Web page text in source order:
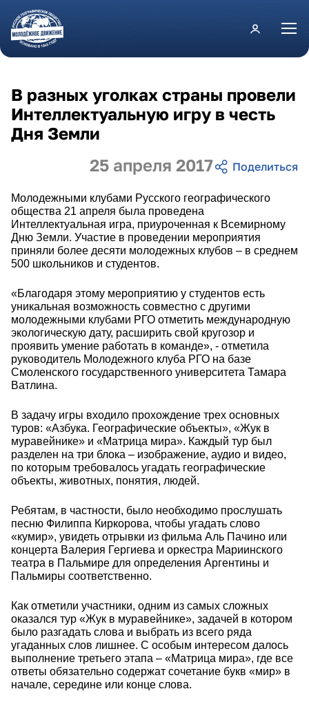
Перейти к основному содержанию
25 апреля 2017
В разных уголках страны провели
Интеллектуальную игру в честь
Дня Земли
Молодежными клубами Русского географического
общества 21 апреля была проведена
Интеллектуальная игра, приуроченная к Всемирному
Дню Земли. Участие в проведении мероприятия
приняли более десяти молодежных клубов – в среднем
500 школьников и студентов.
«Благодаря этому мероприятию у студентов есть
уникальная возможность совместно с другими
молодежными клубами РГО отметить международную
экологическую дату, расширить свой кругозор и
проявить умение работать в команде», - отметила
руководитель Молодежного клуба РГО на базе
Смоленского государственного университета Тамара
Ватлина.
В задачу игры входило прохождение трех основных
туров: «Азбука. Географические объекты», «Жук в
муравейнике» и «Матрица мира». Каждый тур был
разделен на три блока – изображение, аудио и видео,
по которым требовалось угадать географические
объекты, животных, понятия, людей.
Ребятам, в частности, было необходимо прослушать
песню Филиппа Киркорова, чтобы угадать слово
«кумир», увидеть отрывки из фильма Аль Пачино или
концерта Валерия Гергиева и оркестра Мариинского
театра в Пальмире для определения Аргентины и
Пальмиры соответственно.
Как отметили участники, одним из самых сложных
оказался тур «Жук в муравейнике», задачей в котором
было разгадать слова и выбрать из всего ряда
угаданных слов лишнее. С особым интересом далось
выполнение третьего этапа – «Матрица мира», где все
ответы обязательно содержат сочетание букв «мир» в
начале, середине или конце слова.